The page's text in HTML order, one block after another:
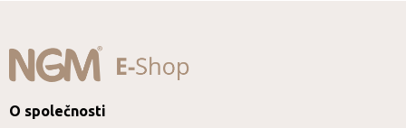
O společnosti